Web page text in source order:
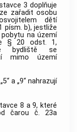
3 doplňuje
zařadit osobu
dětí
písm. b), jestliže
na území
§ 20 odst. 1,
bydliště se
mimo území
a „9“ nahrazují
8 a 9, které
čarou č. 23a